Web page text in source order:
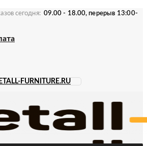
сегодня: 09.00 - 18.00, перерыв 13:00-
FURNITURE.RU